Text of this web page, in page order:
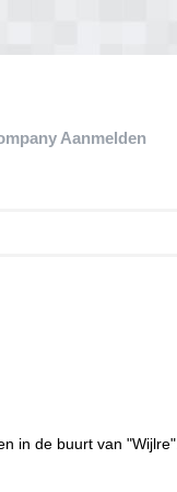
Aanmelden
in de buurt van "Wijlre".